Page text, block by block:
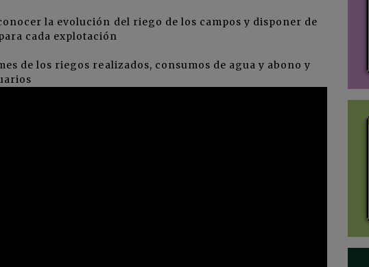
la evolución del riego de los campos y disponer de
cada explotación
de los riegos realizados, consumos de agua y abono y